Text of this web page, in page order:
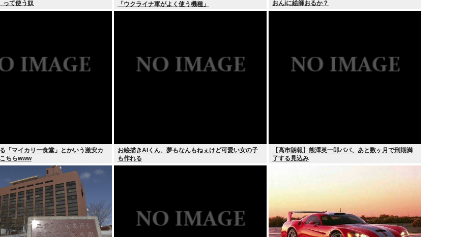
って使う奴 「ウクライナ軍がよく使う機種」 おんjに絵師おるか？
「マイカリー食堂」とかいう激安カ
ちらwww
お絵描きAIくん、夢もなんもねぇけど可愛い女の子
も作れる
【高市朗報】熊澤英一郎パパ、あと数ヶ月で刑期満
了する見込み